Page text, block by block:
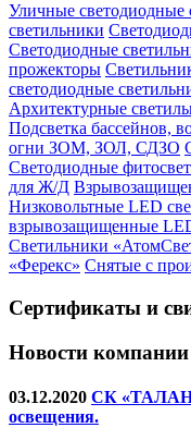
Уличные светодиодные
светильники
Светодиодные
прожекторы
светодиодные
Архитектурные
Подсветка бассейнов,
огни ЗОМ, ЗОЛ, СДЗО
Светодиодные
для Ж/Д
Низковольтные LED
взрывозащищенные
Светильники
«Ферекс» Снятые с
Сертификаты и
Новости компании
03.12.2020 СК
освещения.